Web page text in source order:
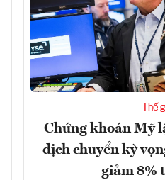
Thế
Chứng khoán Mỹ
dịch chuyển kỳ
giảm 8%